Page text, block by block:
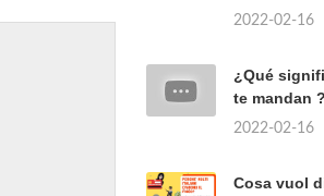
2022-02-16
¿Qué
te mandan
2022-02-16
Cosa vuol